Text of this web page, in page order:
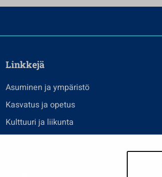
Linkkejä
Asuminen ja ympäristö
Kasvatus ja opetus
Kulttuuri ja liikunta